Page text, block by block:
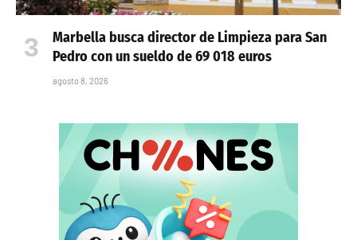
Marbella busca director de Limpieza para San
Pedro con un sueldo de 69 018 euros
agosto 8, 2026